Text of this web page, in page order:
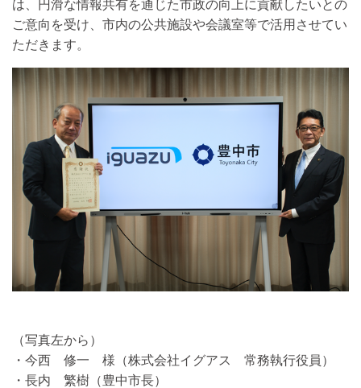
は、円滑な情報共有を通じた市政の向上に貢献したいとの
ご意向を受け、市内の公共施設や会議室等で活用させてい
ただきます。
（写真左から）
・今西 修一 様（株式会社イグアス 常務執行役員）
・長内 繁樹（豊中市長）